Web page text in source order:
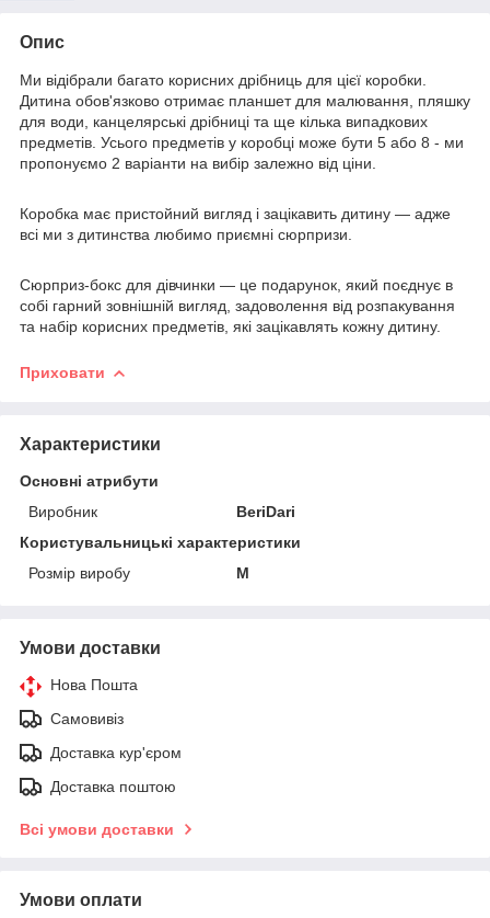
Опис
Ми відібрали багато корисних дрібниць для цієї коробки.
Дитина обов'язково отримає планшет для малювання, пляшку
для води, канцелярські дрібниці та ще кілька випадкових
предметів. Усього предметів у коробці може бути 5 або 8 - ми
пропонуємо 2 варіанти на вибір залежно від ціни.
Коробка має пристойний вигляд і зацікавить дитину — адже
всі ми з дитинства любимо приємні сюрпризи.
Сюрприз-бокс для дівчинки — це подарунок, який поєднує в
собі гарний зовнішній вигляд, задоволення від розпакування
та набір корисних предметів, які зацікавлять кожну дитину.
Приховати
Характеристики
Основні атрибути
Виробник
BeriDari
Користувальницькі характеристики
Розмір виробу
M
Умови доставки
Нова Пошта
Самовивіз
Доставка кур'єром
Доставка поштою
Всі умови доставки
Умови оплати